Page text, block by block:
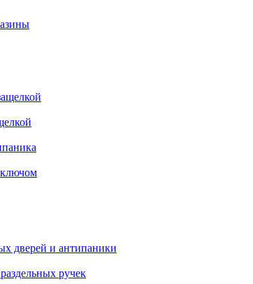
дверей и антипаники
ручек